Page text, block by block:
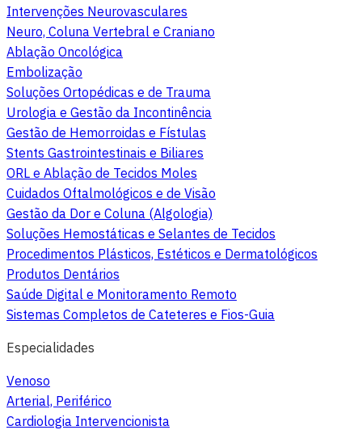
Intervenções Neurovasculares
Neuro, Coluna Vertebral e Craniano
Ablação Oncológica
Embolização
Soluções Ortopédicas e de Trauma
Urologia e Gestão da Incontinência
Gestão de Hemorroidas e Fístulas
Stents Gastrointestinais e Biliares
ORL e Ablação de Tecidos Moles
Cuidados Oftalmológicos e de Visão
Gestão da Dor e Coluna (Algologia)
Soluções Hemostáticas e Selantes de Tecidos
Procedimentos Plásticos, Estéticos e Dermatológicos
Produtos Dentários
Saúde Digital e Monitoramento Remoto
Sistemas Completos de Cateteres e Fios-Guia
Especialidades
Venoso
Arterial, Periférico
Cardiologia Intervencionista